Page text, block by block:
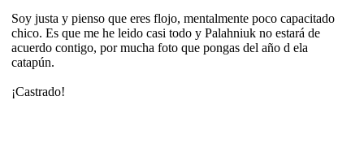
Soy justa y pienso que eres flojo, mentalmente poco capacitado
chico. Es que me he leido casi todo y Palahniuk no estará de
acuerdo contigo, por mucha foto que pongas del año d ela
catapún.
¡Castrado!